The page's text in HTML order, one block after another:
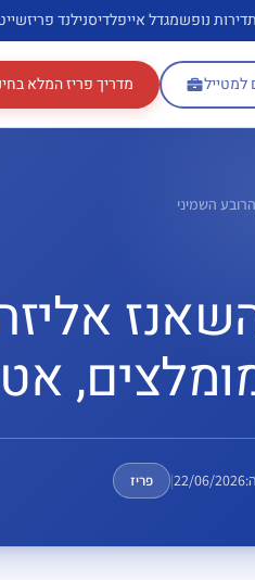
דירות נופשמגדל אייפלדיסנילנד פריז
למטייל מדריך פריז המלא
השמיני
22/06/2026
| פריז